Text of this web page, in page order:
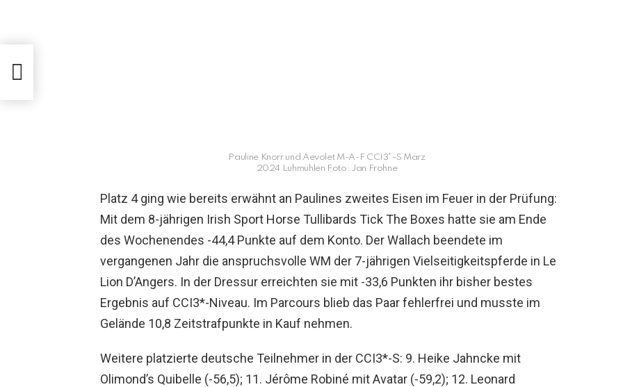
Pauline Knorr und Aevolet M-A-F CCI3*-S März
2024 Luhmühlen Foto: Jan Frohne
Platz 4 ging wie bereits erwähnt an Paulines zweites Eisen im Feuer in der Prüfung:
Mit dem 8-jährigen Irish Sport Horse Tullibards Tick The Boxes hatte sie am Ende
des Wochenendes -44,4 Punkte auf dem Konto. Der Wallach beendete im
vergangenen Jahr die anspruchsvolle WM der 7-jährigen Vielseitigkeitspferde in Le
Lion D’Angers. In der Dressur erreichten sie mit -33,6 Punkten ihr bisher bestes
Ergebnis auf CCI3*-Niveau. Im Parcours blieb das Paar fehlerfrei und musste im
Gelände 10,8 Zeitstrafpunkte in Kauf nehmen.
Weitere platzierte deutsche Teilnehmer in der CCI3*-S: 9. Heike Jahncke mit
Olimond’s Quibelle (-56,5); 11. Jérôme Robiné mit Avatar (-59,2); 12. Leonard